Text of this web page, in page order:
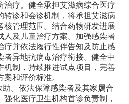
治疗。健全承担艾滋病综合医疗
转诊和会诊机制，将承担艾滋病
核管理范围。结合药物研发进展
人及儿童治疗方案。加强感染者
疗并依法履行性伴告知及防止感
者异地抗病毒治疗衔接。健全中
机制，持续推进试点项目，完善
和评价标准。
助。依法保障感染者及其家属合
化医疗卫生机构首诊负责制，